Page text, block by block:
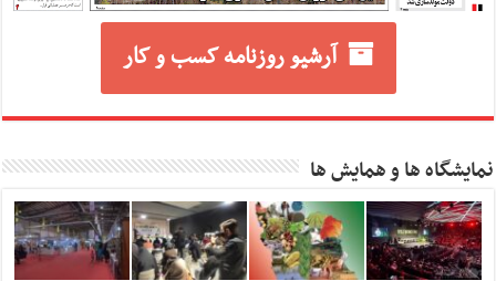
آرشیو روزنامه کسب و کار
نمایشگاه ها و همایش ها